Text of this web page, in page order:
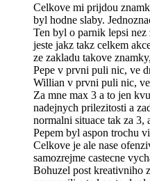
Celkove mi prijdou
byl hodne slaby.
Ten byl o parnik lepsi
jeste jakz takz celkem
ze zakladu takove
Pepe v prvni puli nic, ve
Willian v prvni puli nic, ve
Za mne max 3 a to jen
nadejnych prilezitosti a
normalni situace tak za 3,
Pepem byl aspon trochu
Celkove je ale nase
samozrejme castecne
Bohuzel post kreativniho